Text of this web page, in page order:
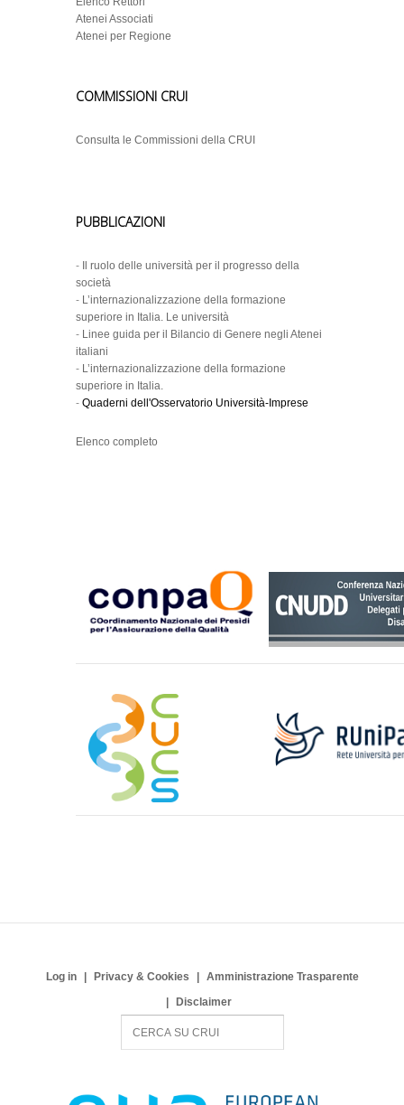
Atenei Associati
Atenei per Regione
COMMISSIONI CRUI
Consulta le Commissioni della CRUI
PUBBLICAZIONI
-
Il ruolo delle università per il progresso della
società
- L’internazionalizzazione della formazione
superiore in Italia. Le università
- Linee guida per il Bilancio di Genere negli Atenei
italiani
- L’internazionalizzazione della formazione
superiore in Italia.
- Quaderni dell'Osservatorio Università-Imprese
Elenco completo
Log in Privacy & Cookies
Amministrazione Trasparente
Disclaimer
c